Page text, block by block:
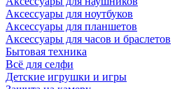
Аксессуары для ноутбуков
Аксессуары для планшетов
Аксессуары для часов и браслетов
Бытовая техника
Всё для селфи
Детские игрушки и игры